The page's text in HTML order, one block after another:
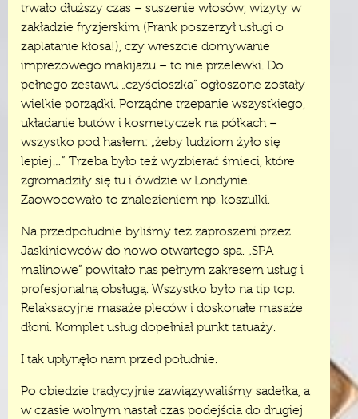
trwało dłuższy czas – suszenie włosów, wizyty w
zakładzie fryzjerskim (Frank poszerzył usługi o
zaplatanie kłosa!), czy wreszcie domywanie
imprezowego makijażu – to nie przelewki. Do
pełnego zestawu „czyścioszka” ogłoszone zostały
wielkie porządki. Porządne trzepanie wszystkiego,
układanie butów i kosmetyczek na półkach –
wszystko pod hasłem: „żeby ludziom żyło się
lepiej…” Trzeba było też wyzbierać śmieci, które
zgromadziły się tu i ówdzie w Londynie.
Zaowocowało to znalezieniem np. koszulki.
Na przedpołudnie byliśmy też zaproszeni przez
Jaskiniowców do nowo otwartego spa. „SPA
malinowe” powitało nas pełnym zakresem usług i
profesjonalną obsługą. Wszystko było na tip top.
Relaksacyjne masaże pleców i doskonałe masaże
dłoni. Komplet usług dopełniał punkt tatuaży.
I tak upłynęło nam przed południe.
Po obiedzie tradycyjnie zawiązywaliśmy sadełka, a
w czasie wolnym nastał czas podejścia do drugiej